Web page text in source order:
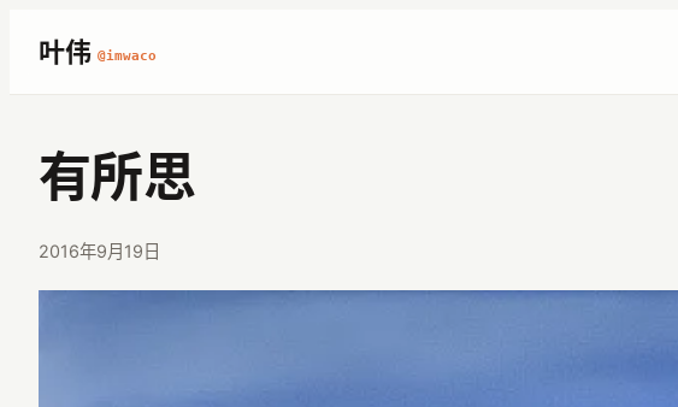
内
叶伟 @imwaco
有所思
2016年9月19日